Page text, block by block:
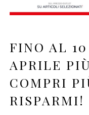
FINO AL 10
APRILE PIÙ
COMPRI
RISPARMI!